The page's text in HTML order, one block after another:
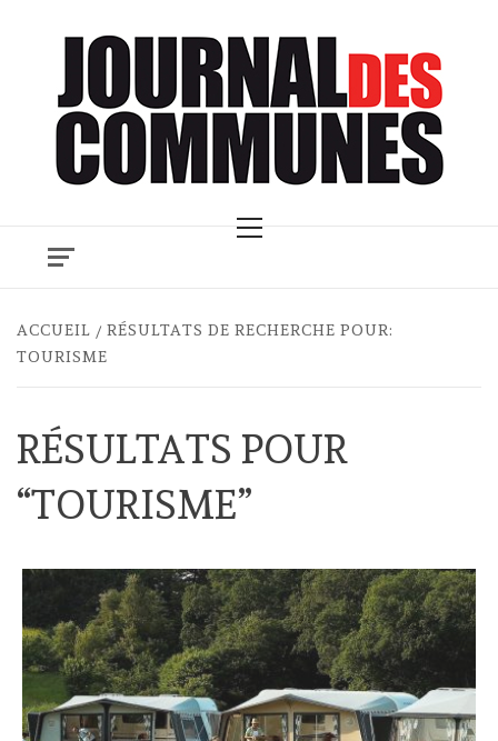
Menu
ACCUEIL
RÉSULTATS DE RECHERCHE POUR:
TOURISME
RÉSULTATS POUR
“TOURISME”